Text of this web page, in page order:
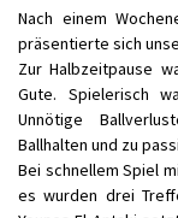
Nach einem
präsentierte sich
Zur Halbzeitpause
Gute. Spielerisch
Unnötige
Ballhalten und zu
Bei schnellem Spiel
es wurden drei